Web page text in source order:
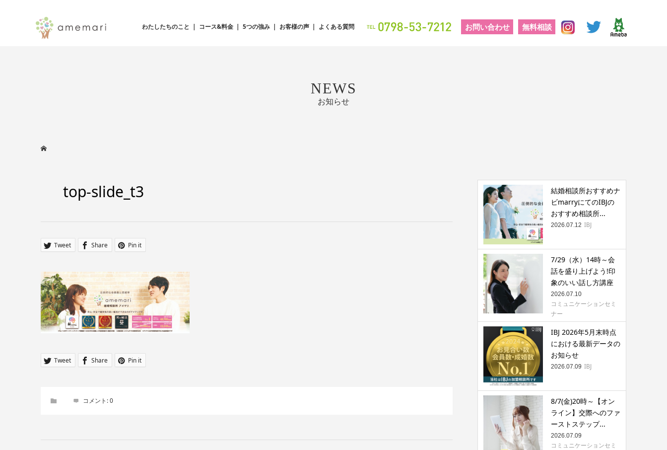
わたしたちのこと コース&料金 5つの強み お客様の声 よくある質問 お問い合わせ 無料相談
NEWS
お知らせ
top-slide_t3
Tweet Share Pin it
Tweet Share Pin it
コメント:0
結婚相談所おすすめナ
ビmarryにてのIBJの
おすすめ相談所...
2026.07.12 IBJ
7/29（水）14時～会
話を盛り上げよう!印
象のいい話し方講座
2026.07.10
コミュニケーションセミ
ナー
IBJ 2026年5月末時点
における最新データの
お知らせ
2026.07.09 IBJ
8/7(金)20時～【オン
ライン】交際へのファ
ーストステップ...
2026.07.09
コミュニケーションセミ